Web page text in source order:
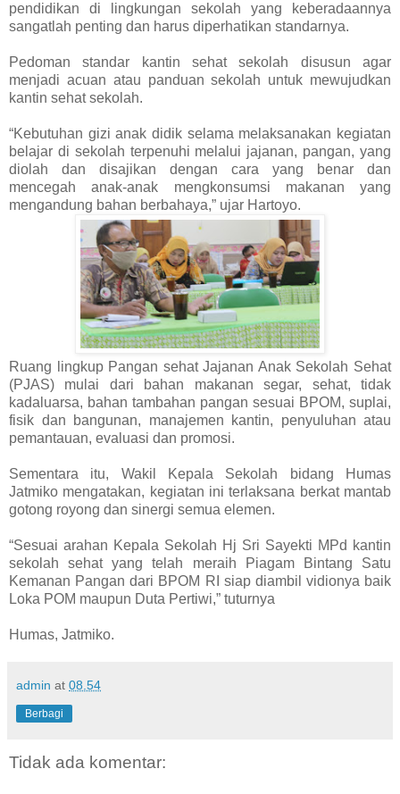
pendidikan di lingkungan sekolah yang keberadaannya
sangatlah penting dan harus diperhatikan standarnya.
Pedoman standar kantin sehat sekolah disusun agar
menjadi acuan atau panduan sekolah untuk mewujudkan
kantin sehat sekolah.
“Kebutuhan gizi anak didik selama melaksanakan kegiatan
belajar di sekolah terpenuhi melalui jajanan, pangan, yang
diolah dan disajikan dengan cara yang benar dan
mencegah anak-anak mengkonsumsi makanan yang
mengandung bahan berbahaya,” ujar Hartoyo.
Ruang lingkup Pangan sehat Jajanan Anak Sekolah Sehat
(PJAS) mulai dari bahan makanan segar, sehat, tidak
kadaluarsa, bahan tambahan pangan sesuai BPOM, suplai,
fisik dan bangunan, manajemen kantin, penyuluhan atau
pemantauan, evaluasi dan promosi.
Sementara itu, Wakil Kepala Sekolah bidang Humas
Jatmiko mengatakan, kegiatan ini terlaksana berkat mantab
gotong royong dan sinergi semua elemen.
“Sesuai arahan Kepala Sekolah Hj Sri Sayekti MPd kantin
sekolah sehat yang telah meraih Piagam Bintang Satu
Kemanan Pangan dari BPOM RI siap diambil vidionya baik
Loka POM maupun Duta Pertiwi,” tuturnya
Humas, Jatmiko.
admin at 08.54
Berbagi
Tidak ada komentar: